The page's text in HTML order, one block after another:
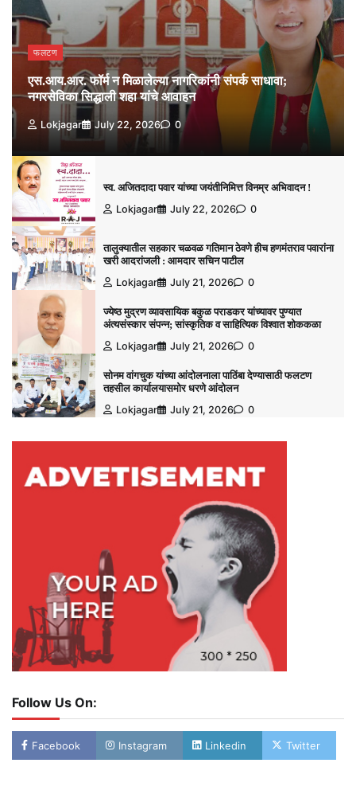
फलटण
एस.आय.आर. फॉर्म न मिळालेल्या नागरिकांनी संपर्क साधावा;
नगरसेविका सिद्धाली शहा यांचे आवाहन
Lokjagar July 22, 2026 0
स्व. अजितदादा पवार यांच्या जयंतीनिमित्त विनम्र अभिवादन !
Lokjagar
July 22, 2026 0
तालुक्यातील सहकार चळवळ गतिमान ठेवणे हीच हणमंतराव पवारांना
खरी आदरांजली : आमदार सचिन पाटील
Lokjagar
July 21, 2026 0
ज्येष्ठ मुद्रण व्यावसायिक बकुळ पराडकर यांच्यावर पुण्यात
अंत्यसंस्कार संपन्न; सांस्कृतिक व साहित्यिक विश्‍वात शोककळा
Lokjagar
July 21, 2026 0
सोनम वांगचुक यांच्या आंदोलनाला पाठिंबा देण्यासाठी फलटण
तहसील कार्यालयासमोर धरणे आंदोलन
Lokjagar
July 21, 2026 0
Follow Us On:
Facebook Instagram Linkedin Twitter